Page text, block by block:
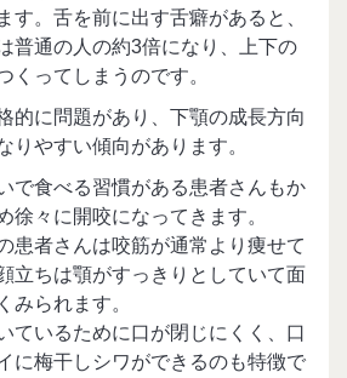
す。舌を前に出す舌癖があると、
普通の人の約3倍になり、上下の
くってしまうのです。
的に問題があり、下顎の成長方向
りやすい傾向があります。
で食べる習慣がある患者さんもか
徐々に開咬になってきます。
患者さんは咬筋が通常より痩せて
立ちは顎がすっきりとしていて面
みられます。
ているために口が閉じにくく、口
に梅干しシワができるのも特徴で